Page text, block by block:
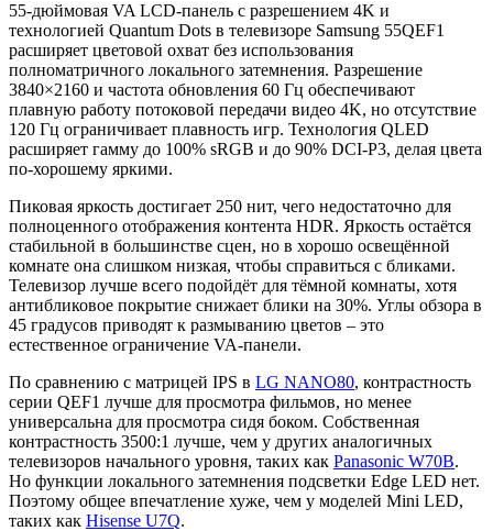
55-дюймовая VA LCD-панель с разрешением 4K и
технологией Quantum Dots в телевизоре Samsung 55QEF1
расширяет цветовой охват без использования
полноматричного локального затемнения. Разрешение
3840×2160 и частота обновления 60 Гц обеспечивают
плавную работу потоковой передачи видео 4K, но отсутствие
120 Гц ограничивает плавность игр. Технология QLED
расширяет гамму до 100% sRGB и до 90% DCI-P3, делая цвета
по-хорошему яркими.
Пиковая яркость достигает 250 нит, чего недостаточно для
полноценного отображения контента HDR. Яркость остаётся
стабильной в большинстве сцен, но в хорошо освещённой
комнате она слишком низкая, чтобы справиться с бликами.
Телевизор лучше всего подойдёт для тёмной комнаты, хотя
антибликовое покрытие снижает блики на 30%. Углы обзора в
45 градусов приводят к размыванию цветов – это
естественное ограничение VA-панели.
По сравнению с матрицей IPS в LG NANO80, контрастность
серии QEF1 лучше для просмотра фильмов, но менее
универсальна для просмотра сидя боком. Собственная
контрастность 3500:1 лучше, чем у других аналогичных
телевизоров начального уровня, таких как Panasonic W70B.
Но функции локального затемнения подсветки Edge LED нет.
Поэтому общее впечатление хуже, чем у моделей Mini LED,
таких как Hisense U7Q.